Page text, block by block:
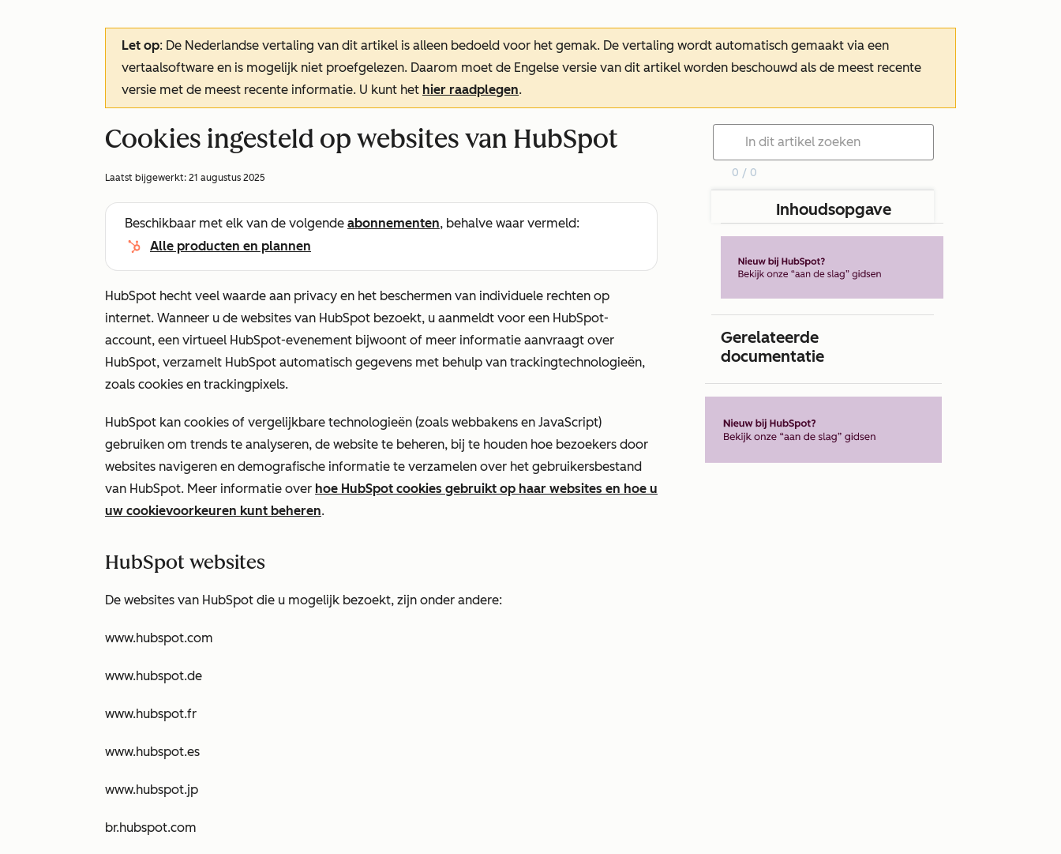
Let op: De Nederlandse vertaling van dit artikel is alleen bedoeld voor het gemak. De vertaling wordt automatisch gemaakt via een
vertaalsoftware en is mogelijk niet proefgelezen. Daarom moet de Engelse versie van dit artikel worden beschouwd als de meest recente
versie met de meest recente informatie. U kunt het hier raadplegen.
Cookies ingesteld op websites van HubSpot
Laatst bijgewerkt: 21 augustus 2025
Beschikbaar met elk van de volgende abonnementen, behalve waar vermeld:
Alle producten en plannen
HubSpot hecht veel waarde aan privacy en het beschermen van individuele rechten op
internet. Wanneer u de websites van HubSpot bezoekt, u aanmeldt voor een HubSpot-
account, een virtueel HubSpot-evenement bijwoont of meer informatie aanvraagt over
HubSpot, verzamelt HubSpot automatisch gegevens met behulp van trackingtechnologieën,
zoals cookies en trackingpixels.
HubSpot kan cookies of vergelijkbare technologieën (zoals webbakens en JavaScript)
gebruiken om trends te analyseren, de website te beheren, bij te houden hoe bezoekers door
websites navigeren en demografische informatie te verzamelen over het gebruikersbestand
van HubSpot. Meer informatie over hoe HubSpot cookies gebruikt op haar websites en hoe u
uw cookievoorkeuren kunt beheren.
HubSpot websites
De websites van HubSpot die u mogelijk bezoekt, zijn onder andere:
www.hubspot.com
www.hubspot.de
www.hubspot.fr
www.hubspot.es
www.hubspot.jp
br.hubspot.com
0 / 0
Inhoudsopgave
Gerelateerde
documentatie